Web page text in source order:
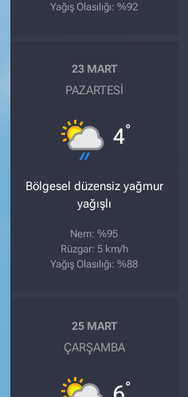
Yağış Olasılığı: %92
23 MART
PAZARTESI
4°
Bölgesel düzensiz yağmur
yağışlı
Nem: %95
Rüzgar: 5 km/h
Yağış Olasılığı: %88
25 MART
ÇARŞAMBA
°